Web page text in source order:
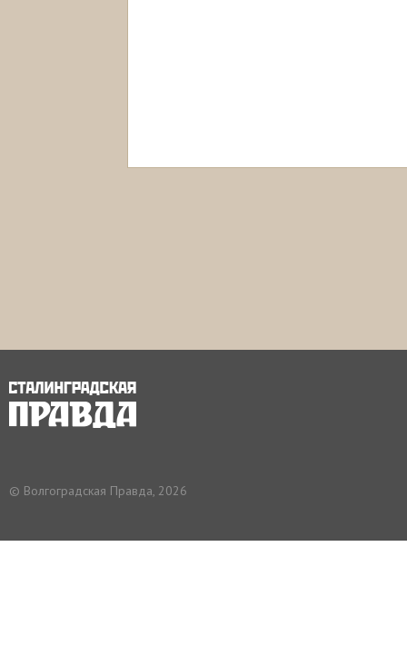
© Волгоградская Правда, 2026